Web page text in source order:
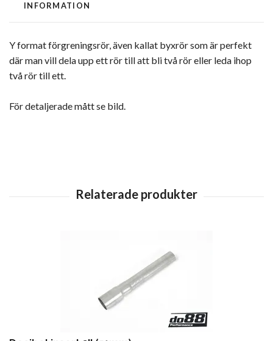
INFORMATION
Y format förgreningsrör, även kallat byxrör som är perfekt
där man vill dela upp ett rör till att bli två rör eller leda ihop
två rör till ett.
För detaljerade mått se bild.